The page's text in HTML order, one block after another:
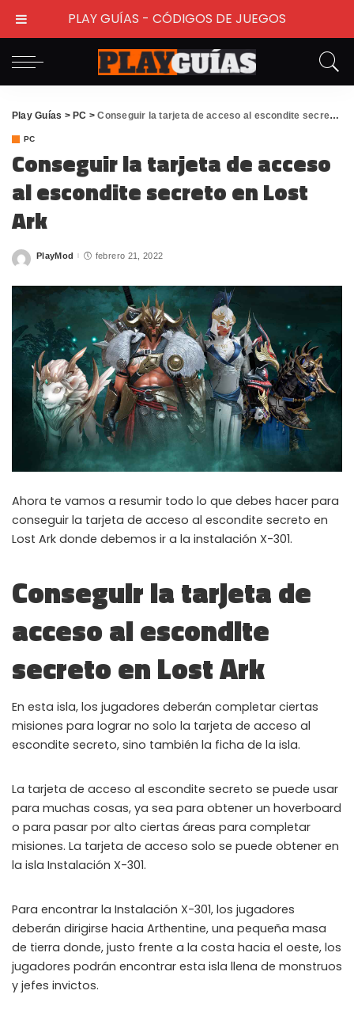
WHY JOIN THE CHANNEL?
ALL PERKS — ZERO NOISE • 100% FREE
▲COLLAPSE
100% FREE to join
No subscription, no credit card required — ever
Get exclusive codes and strategies before anyone else
Limited-time game codes
Temporary download keys — grab them fast, they expire
Steam Games Giveaways
Play Guías > PC >Conseguir la tarjeta de acceso al escondite secreto en Lost Ark
PC
Conseguir la tarjeta de acceso
al escondite secreto en Lost
Ark
Posted
PlayMod febrero 21, 2022
Ahora te vamos a resumir todo lo que debes hacer para
conseguir la tarjeta de acceso al escondite secreto en
Lost Ark donde debemos ir a la instalación X-301.
Conseguir la tarjeta de
acceso al escondite
secreto en Lost Ark
En esta isla, los jugadores deberán completar ciertas
misiones para lograr no solo la tarjeta de acceso al
escondite secreto, sino también la ficha de la isla.
La tarjeta de acceso al escondite secreto se puede usar
para muchas cosas, ya sea para obtener un hoverboard
o para pasar por alto ciertas áreas para completar
misiones. La tarjeta de acceso solo se puede obtener en
la isla Instalación X-301.
Para encontrar la Instalación X-301, los jugadores
deberán dirigirse hacia Arthentine, una pequeña masa
de tierra donde, justo frente a la costa hacia el oeste, los
jugadores podrán encontrar esta isla llena de monstruos
y jefes invictos.
PLAY GUÍAS - CÓDIGOS DE JUEGOS